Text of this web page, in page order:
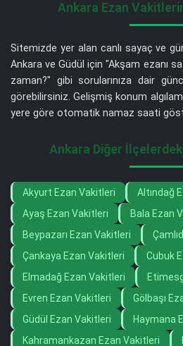
Ankara Ezan
Sitemizde yer alan canlı sayaç ve
Ankara ve Güdül için "Akşam ezanı
zaman?" gibi sorularınıza dair
görebilirsiniz. Gelişmiş konum
yere göre otomatik namaz saati
Ankara Diğer
Akyurt Ezan Vakitleri
Altındağ
Ayaş Ezan Vakitleri
Bala Ezan
Beypazarı Ezan Vakitleri
Çankaya Ezan Vakitleri
Cubuk
Elmadağ Ezan Vakitleri
Evren Ezan Vakitleri
Gölbaşı
Güdül Ezan Vakitleri
Haymana
Kahramankazan Ezan Vakitleri